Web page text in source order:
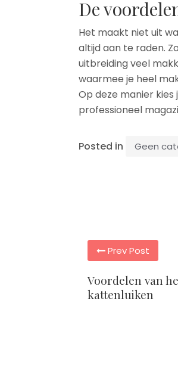
De
Het maakt niet uit
altijd aan te raden.
uitbreiding veel
waarmee je heel
Op deze manier
professioneel
Posted in Geen
Post
navigation
Prev Post
Voordelen van
kattenluiken